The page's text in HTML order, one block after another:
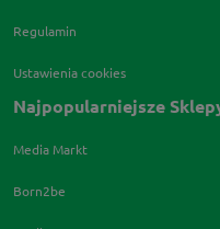
Regulamin
Ustawienia cookies
Najpopularniejsze
Media Markt
Born2be